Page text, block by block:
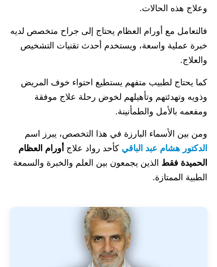
وعلاج هذه الحالات.
فالتعامل مع أورام العظام يحتاج إلى جراح متخصص لديه
خبرة عملية واسعة، ويستخدم أحدث تقنيات التشخيص
والعلاج.
كما يحتاج لطبيب متفهم يستطيع احتواء خوف المريض
وذويه وتهدئتهم وتأهيلهم لخوض رحلة علاج موفقة
ومفعمه بالأمل والطمأنينة.
ومن بين الأسماء البارزة في هذا التخصص، يبرز اسم
الدكتور هشام عبد الباقي كأحد رواد علاج أورام العظام
الحميدة فقط الذين يجمعون بين العلم والخبرة والسمعة
الطبية الممتازة.